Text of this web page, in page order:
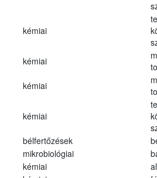
kémiai
kémiai
kémiai
kémiai
bélfertőzések
mikrobiológiai
kémiai